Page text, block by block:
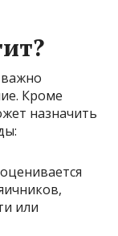
Кроме
назначить
оценивается
или